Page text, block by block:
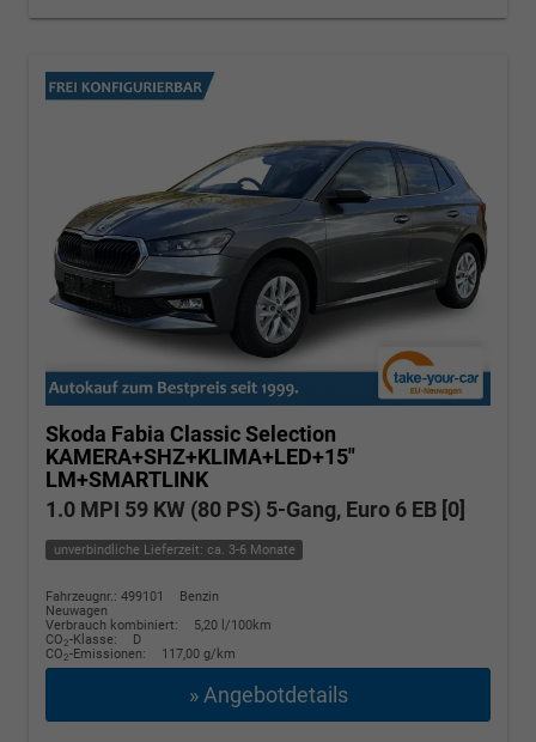
Skoda Fabia Classic Selection
KAMERA+SHZ+KLIMA+LED+15"
LM+SMARTLINK
1.0 MPI 59 KW (80 PS) 5-Gang, Euro 6 EB [0]
unverbindliche Lieferzeit: ca. 3-6 Monate
Fahrzeugnr.: 499101
Benzin
Neuwagen
Verbrauch kombiniert:
5,20 l/100km
CO2-Klasse:
D
CO2-Emissionen: 117,00 g/km
» Angebotdetails